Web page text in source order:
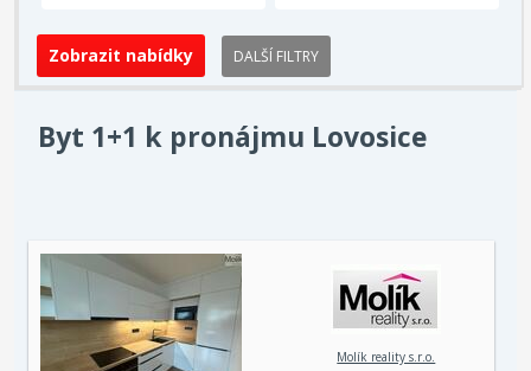
DALŠÍ FILTRY
Byt 1+1 k pronájmu Lovosice
Molík reality s.r.o.